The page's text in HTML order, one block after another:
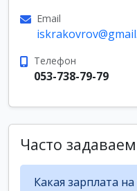
Email
Телефон
053-738-79-79
Часто
Какая зарплата